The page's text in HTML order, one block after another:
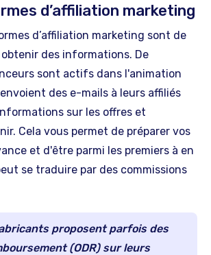
d’affiliation marketing
d’affiliation marketing sont de
des informations. De
sont actifs dans l'animation
des e-mails à leurs affiliés
sur les offres et
Cela vous permet de préparer vos
et d'être parmi les premiers à en
se traduire par des commissions
proposent parfois des
(ODR) sur leurs